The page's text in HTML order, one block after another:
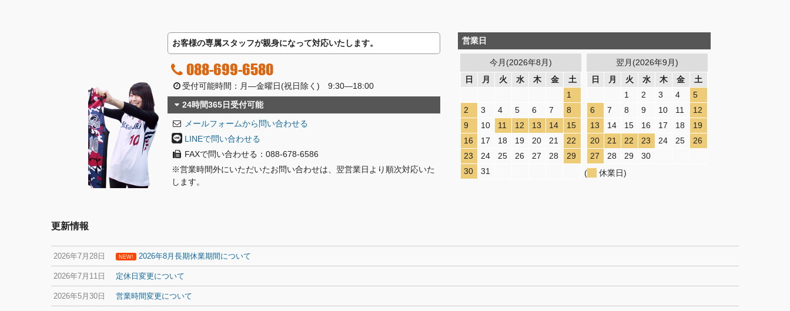
お客様の専属スタッフが親身になって対応いたします。
088-699-6580
受付可能時間：月―金曜日(祝日除く) 9:30―18:00
24時間365日受付可能
メールフォームから問い合わせる
LINEで問い合わせる
FAXで問い合わせる：088-678-6586
※営業時間外にいただいたお問い合わせは、翌営業日より順次対応いた
します。
営業日
今月(2026年8月)
日
月 火 水 木 金
土
1
2
3 4 5 6 7
8
9
10 11 12 13 14
15
16
17 18 19 20 21
22
23
24 25 26 27 28
29
30
31
翌月(2026年9月)
日
月 火 水 木 金
土
1
2 3 4
5
6
7 8 9 10 11
12
13
14 15 16 17 18
19
20
21 22 23 24 25
26
27
28 29
30
(
休業日)
更新情報
2026年7月28日 NEW! 2026年8月長期休業期間について
2026年7月11日 定休日変更について
2026年5月30日 営業時間変更について